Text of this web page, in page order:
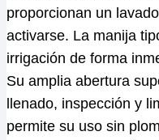
proporcionan un
activarse. La manija
irrigación de forma
Su amplia abertura
llenado, inspección y
permite su uso sin